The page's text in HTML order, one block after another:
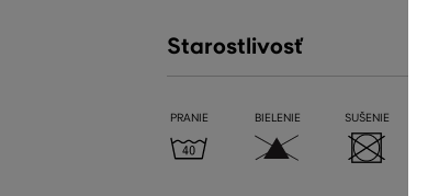
Starostlivosť
PRANIE BIELENIE SUŠENIE